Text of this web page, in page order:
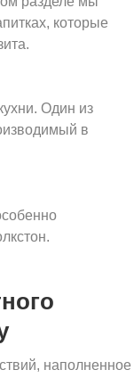
которые
Один из
в
наполненное